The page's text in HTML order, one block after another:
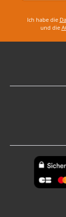
Ich habe die
und die